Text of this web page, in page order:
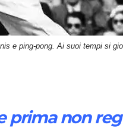
e ping-pong. Ai suoi tempi si
non